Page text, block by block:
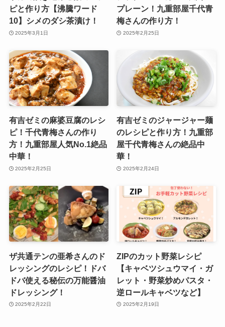
ピと作り方【沸騰ワード
10】シメのダシ茶漬け！
2025年3月1日
プレーン！九重部屋千代青
梅さんの作り方！
2025年2月25日
有吉ゼミの麻婆豆腐のレシ
ピ！千代青梅さんの作り
方！九重部屋人気No.1絶品
中華！
2025年2月25日
有吉ゼミのジャージャー麺
のレシピと作り方！九重部
屋千代青梅さんの絶品中
華！
2025年2月24日
ザ共通テンの亜希さんのド
レッシングのレシピ！ドバ
ドバ使える秘伝の万能醤油
ドレッシング！
2025年2月22日
ZIPのカット野菜レシピ
【キャベツシュウマイ・ガ
レット・野菜炒めパスタ・
逆ロールキャベツなど】
2025年2月19日